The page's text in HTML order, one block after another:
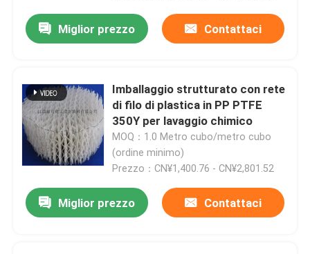
Casa.
Prodotti
Miglior prezzo Contattaci
Imballaggio strutturato con rete
di filo di plastica in PP PTFE
350Y per lavaggio chimico
MOQ：1.0 Metro cubo/metro cubo
(ordine minimo)
Prezzo：CN¥1,400.76 - CN¥2,801.52
Miglior prezzo Contattaci